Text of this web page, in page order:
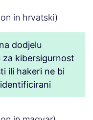
in hrvatski)
dodjelu
kibersigurnost
ili hakeri ne bi